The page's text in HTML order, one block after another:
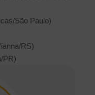
São Paulo)
RS)
PR)